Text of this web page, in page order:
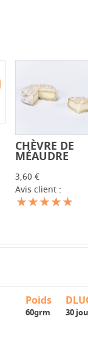
- +
CHÈVRE DE
MÉAUDRE
3,60 €
Avis client :
Poids
60grm 30